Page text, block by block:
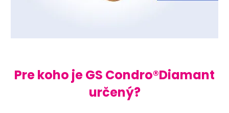
Pre koho je GS Condro®Diamant
určený?